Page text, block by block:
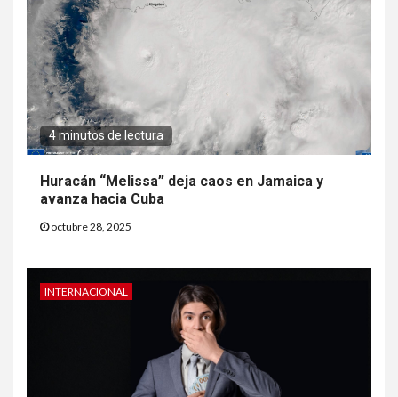
4 minutos de lectura
Huracán “Melissa” deja caos en Jamaica y
avanza hacia Cuba
octubre 28, 2025
INTERNACIONAL